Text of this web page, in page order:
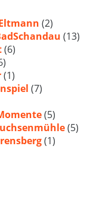
(2)
(13)
(6)
(1)
(7)
(5)
(5)
(1)